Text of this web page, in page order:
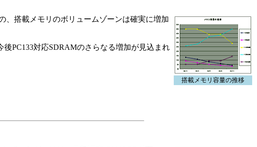
搭載メモリ容量の推移
、搭載メモリのボリュームゾーンは確実に増加
PC133対応SDRAMのさらなる増加が見込まれ